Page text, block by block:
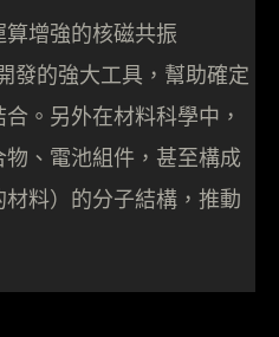
增強的核磁共振
發的強大工具，幫助確定
。另外在材料科學中，
、電池組件，甚至構成
料）的分子結構，推動